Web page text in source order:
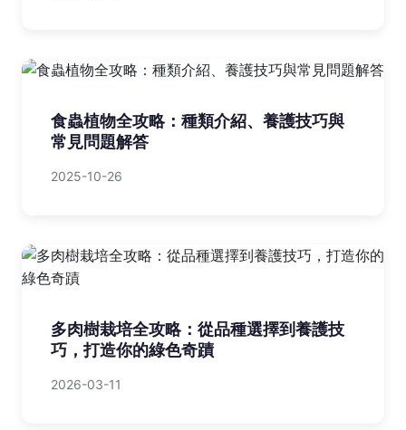
食蟲植物全攻略：種類介紹、養護技巧與
常見問題解答
2025-10-26
多肉樹栽培全攻略：從品種選擇到養護技
巧，打造你的綠色奇蹟
2026-03-11